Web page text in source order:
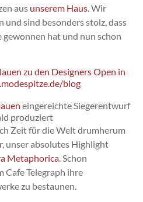
aus unserem Haus . Wir
und sind besonders stolz, dass
hat und nun schon
eingereichte Siegerentwurf
produziert
Zeit für die Welt drumherum
unser absolutes Highlight
Metaphorica . Schon
Cafe Telegraph ihre
zu bestaunen.